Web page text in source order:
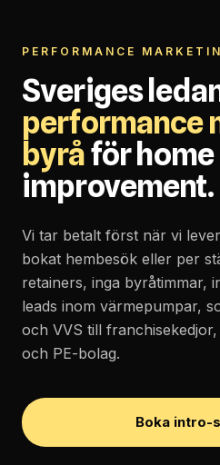
PERFORMANCE
Sveriges
performance
byråför home
improvement.
Vi tar betalt först när vi
bokat hembesök eller per
retainers, inga byråtimmar,
leads inom värmepumpar,
och VVS till
och PE-bolag.
Boka intro-